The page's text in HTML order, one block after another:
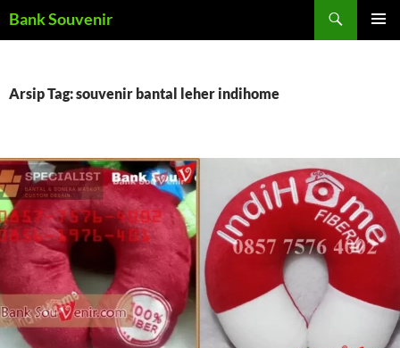
Bank Souvenir
Arsip Tag: souvenir bantal leher indihome